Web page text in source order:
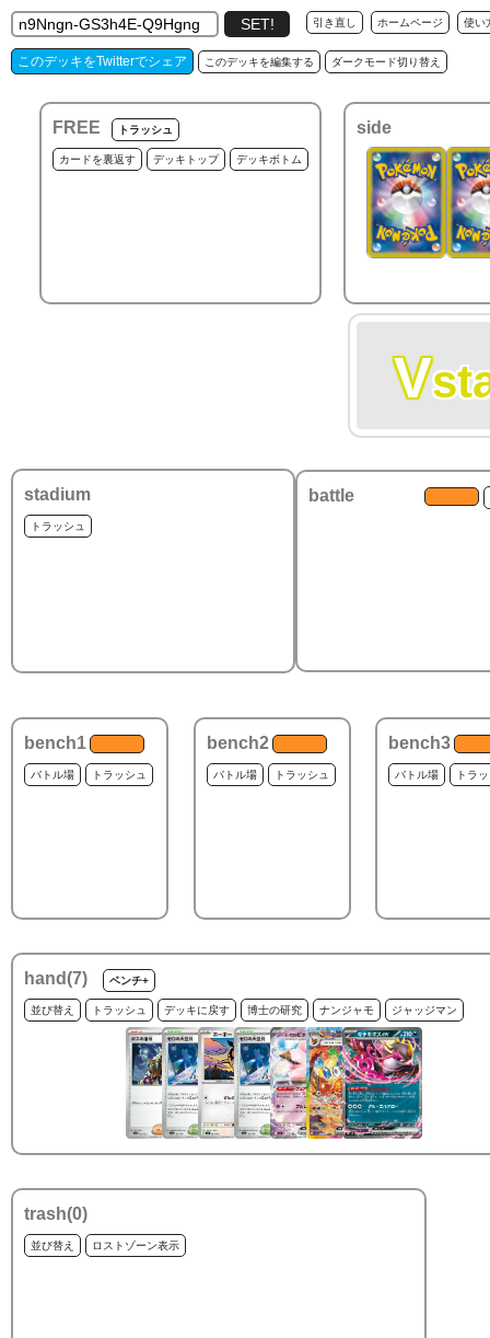
引き直し ホームページ 使い
このデッキをTwitterでシェア このデッキを編集する ダークモード切り替え
FREE トラッシュ
カードを裏返す デッキトップ デッキボトム
side
V
stadium
トラッシュ
battle
bench1
バトル場 トラッシュ
bench2
バトル場 トラッシュ
bench3
バトル場 トラ
hand(7) ベンチ+
並び替え トラッシュ デッキに戻す 博士の研究 ナンジャモ ジャッジマン
trash(0)
並び替え ロストゾーン表示